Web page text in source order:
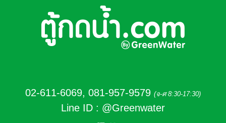
02-611-6069, 081-957-9579 (จ-ศ 8:30-17:30)
Line ID : @Greenwater